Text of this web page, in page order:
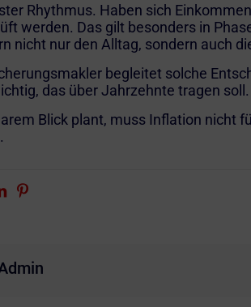
Rhythmus. Haben sich
werden. Das gilt besonders in
nicht nur den Alltag, sondern auch
begleitet solche
das über Jahrzehnte tragen soll.
Blick plant, muss Inflation nicht